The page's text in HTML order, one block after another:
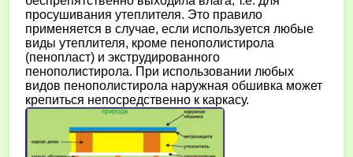
просушивания утеплителя. Это правило
применяется в случае, если используется любые
виды утеплителя, кроме пенополистирола
(пенопласт) и экструдированного
пенополистирола. При использовании любых
видов пенополистирола наружная обшивка может
крепиться непосредственно к каркасу.